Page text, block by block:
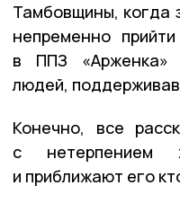
Тамбовщины, когда
непременно
в ППЗ «Арженка»
людей,
Конечно, все
с нетерпением
и приближают его